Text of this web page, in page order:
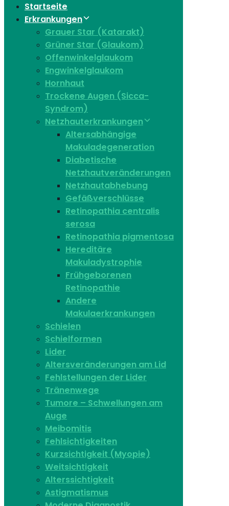
Startseite
Erkrankungen
Grauer Star (Katarakt)
Grüner Star (Glaukom)
Offenwinkelglaukom
Engwinkelglaukom
Hornhaut
Trockene Augen (Sicca-
Syndrom)
Netzhauterkrankungen
Altersabhängige
Makuladegeneration
Diabetische
Netzhautveränderungen
Netzhautabhebung
Gefäßverschlüsse
Retinopathia centralis
serosa
Retinopathia pigmentosa
Hereditäre
Makuladystrophie
Frühgeborenen
Retinopathie
Andere
Makulaerkrankungen
Schielen
Schielformen
Lider
Altersveränderungen am Lid
Fehlstellungen der Lider
Tränenwege
Tumore – Schwellungen am
Auge
Meibomitis
Fehlsichtigkeiten
Kurzsichtigkeit (Myopie)
Weitsichtigkeit
Alterssichtigkeit
Astigmatismus